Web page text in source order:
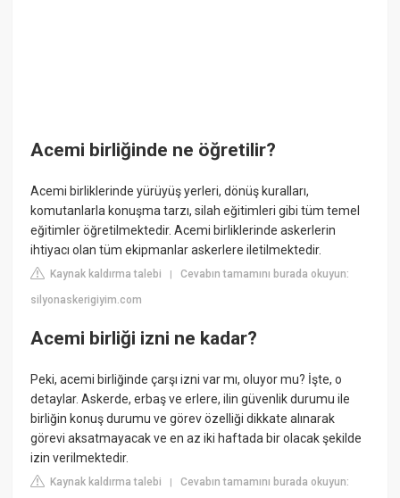
Acemi birliğinde ne öğretilir?
Acemi birliklerinde yürüyüş yerleri, dönüş kuralları,
komutanlarla konuşma tarzı, silah eğitimleri gibi tüm temel
eğitimler öğretilmektedir. Acemi birliklerinde askerlerin
ihtiyacı olan tüm ekipmanlar askerlere iletilmektedir.
Kaynak kaldırma talebi |Cevabın tamamını burada okuyun:
silyonaskerigiyim.com
Acemi birliği izni ne kadar?
Peki, acemi birliğinde çarşı izni var mı, oluyor mu? İşte, o
detaylar. Askerde, erbaş ve erlere, ilin güvenlik durumu ile
birliğin konuş durumu ve görev özelliği dikkate alınarak
görevi aksatmayacak ve en az iki haftada bir olacak şekilde
izin verilmektedir.
Kaynak kaldırma talebi |Cevabın tamamını burada okuyun: